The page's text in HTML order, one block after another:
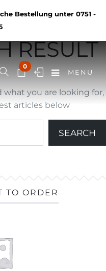
Bestellung unter 0751 -
0
MENU
RESULT
what you are looking for,
articles below
TO ORDER